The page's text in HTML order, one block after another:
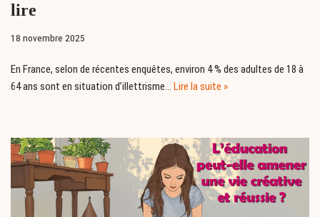
lire
18 novembre 2025
En France, selon de récentes enquêtes, environ 4 % des adultes de 18 à
64 ans sont en situation d’illettrisme… Lire la suite »